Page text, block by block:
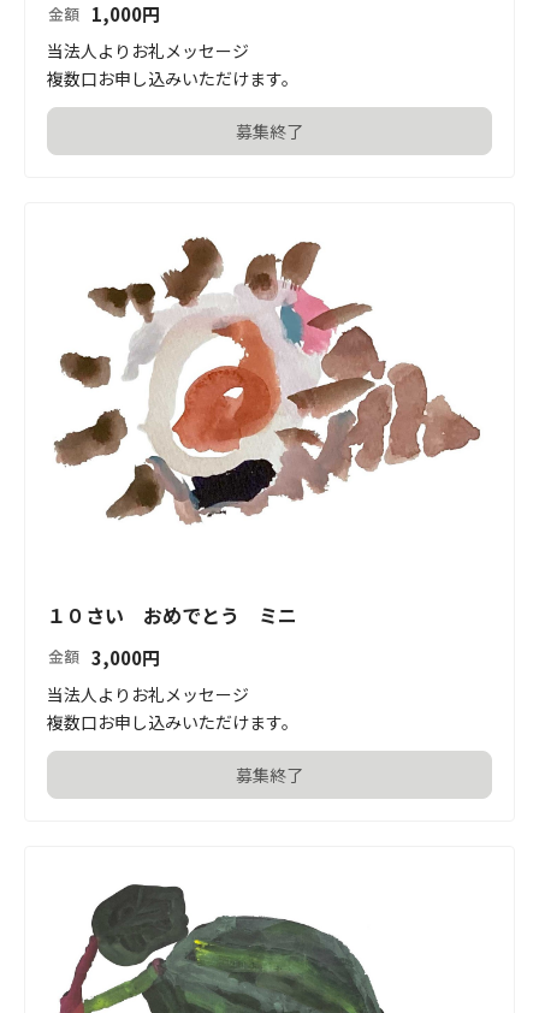
金額 1,000円
当法人よりお礼メッセージ
複数口お申し込みいただけます。
募集終了
１０さい おめでとう ミニ
金額 3,000円
当法人よりお礼メッセージ
複数口お申し込みいただけます。
募集終了